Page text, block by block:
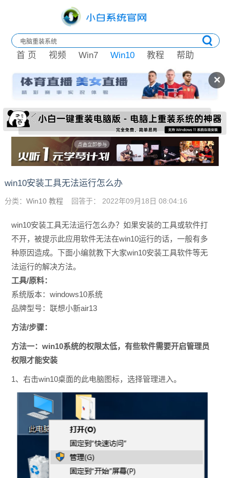
✕
首 页 视频 Win7 Win10 教程 帮助
win10安装工具无法运行怎么办
分类： Win10 教程 回答于： 2022年09月18日 08:04:16
win10安装工具无法运行怎么办？如果安装的工具或软件打
不开，被提示此应用软件无法在win10运行的话，一般有多
种原因造成。下面小编就教下大家win10安装工具软件等无
法运行的解决方法。
工具/原料：
系统版本：windows10系统
品牌型号：联想小新air13
方法/步骤：
方法一：win10系统的权限太低，有些软件需要开启管理员
权限才能安装
1、右击win10桌面的此电脑图标，选择管理进入。